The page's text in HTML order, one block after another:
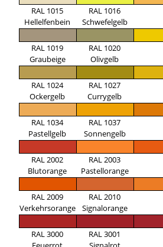
RAL 1015
Hellelfenbein
RAL 1016
Schwefelgelb
RAL 1019
Graubeige
RAL 1020
Olivgelb
RAL 1024
Ockergelb
RAL 1027
Currygelb
RAL 1034
Pastellgelb
RAL 1037
Sonnengelb
RAL 2002
Blutorange
RAL 2003
Pastellorange
RAL 2009
Verkehrsorange
RAL 2010
Signalorange
RAL 3000
RAL 3001